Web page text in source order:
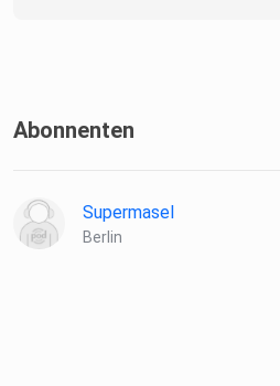
Abonnenten
Supermasel
Berlin